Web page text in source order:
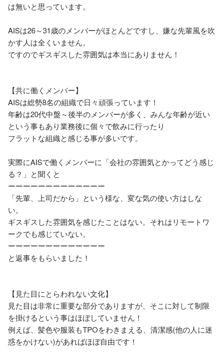
は無いと思っています。
AISは26～31歳のメンバーがほとんどですし、嫌な先輩風を吹
かす人は全くいません。
ですのでギスギスした雰囲気は本当にありません！
【共に働くメンバー】
AISは総勢8名の組織で日々頑張っています！
年齢は20代中盤～後半のメンバーが多く、みんな年齢が近い
という事もあり業務後に個々で飲みに行ったり
フラットな組織と感じる事が多いです。
実際にAISで働くメンバーに「会社の雰囲気とかってどう感じ
る？」と聞くと
ーーーーーーーーーーーーー
「先輩、上司だから」という様な、変な気の使い方はしな
い。
ギスギスした雰囲気を感じたことはない。それはリモートワ
ークでも感じていない。
ーーーーーーーーーーーーー
と返事をもらいました！
【見た目にとらわれない文化】
見た目は非常に重要な部分でありますが、そこに対して制限
を掛けるという事はほぼしていません！
例えば、髪色や服装もTPOをわきまえる、清潔感(他の人に迷
惑をかけない)があればほぼ自由です！